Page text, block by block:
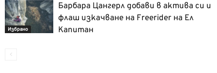
Избрано
Барбара Цангерл добави в актива си и
флаш изкачване на Freerider на Ел
Капитан